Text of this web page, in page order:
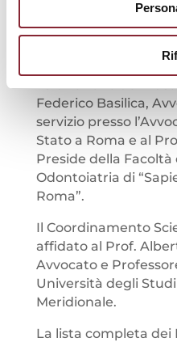
Direzione,
Scientifico del
La direzione del
Federico Basilica,
servizio presso
Stato a Roma e al
Preside della Facoltà
Odontoiatria di
Roma”.
Il Coordinamento
affidato al Prof.
Avvocato e
Università degli
Meridionale.
La lista completa dei